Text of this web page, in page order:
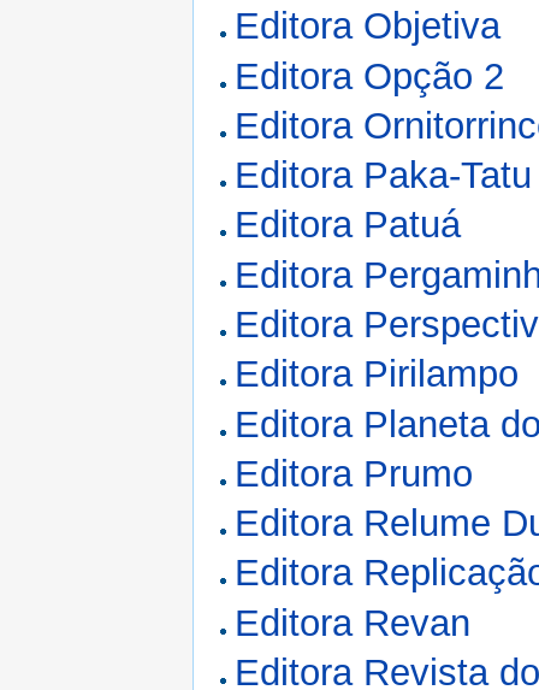
Editora Objetiva
Editora Opção 2
Editora
Editora Paka-Tatu
Editora Patuá
Editora
Editora
Editora Pirilampo
Editora Planeta
Editora Prumo
Editora Relume
Editora
Editora Revan
Editora Revista